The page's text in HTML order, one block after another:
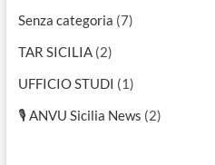
Senza categoria (7)
TAR SICILIA(2)
UFFICIO STUDI (1)
🎙 ANVU Sicilia News (2)